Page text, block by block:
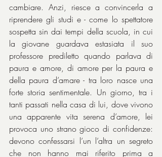
cambiare. Anzi, riesce a convincerla a
riprendere gli studi e - come lo spettatore
sospetta sin dai tempi della scuola, in cui
la giovane guardava estasiata il suo
professore prediletto quando parlava di
paura e amore, di amore per la paura e
della paura d’amare - tra loro nasce una
forte storia sentimentale. Un giorno, tra i
tanti passati nella casa di lui, dove vivono
una apparente vita serena d’amore, lei
provoca uno strano gioco di confidenze:
devono confessarsi l’un l’altra un segreto
che non hanno mai riferito prima a